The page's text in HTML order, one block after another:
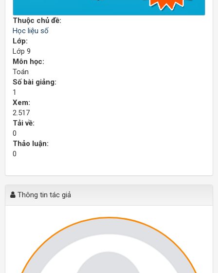
Thuộc chủ đề:
Học liệu số
Lớp:
Lớp 9
Môn học:
Toán
Số bài giảng:
1
Xem:
2.517
Tải về:
0
Thảo luận:
0
Thông tin tác giả